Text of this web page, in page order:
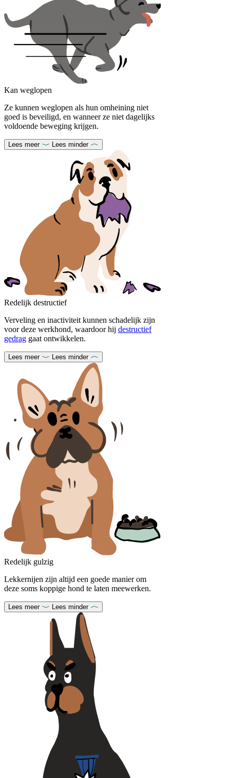
Kan weglopen
Ze kunnen weglopen als hun omheining niet
goed is beveiligd, en wanneer ze niet dagelijks
voldoende beweging krijgen.
Lees meer Lees minder
Redelijk destructief
Verveling en inactiviteit kunnen schadelijk zijn
voor deze werkhond, waardoor hij destructief
gedrag gaat ontwikkelen.
Lees meer Lees minder
Redelijk gulzig
Lekkernijen zijn altijd een goede manier om
deze soms koppige hond te laten meewerken.
Lees meer Lees minder